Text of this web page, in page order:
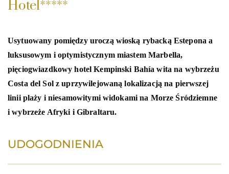
Hotel*****
Usytuowany pomiędzy uroczą wioską rybacką Estepona a
luksusowym i optymistycznym miastem Marbella,
pięciogwiazdkowy hotel Kempinski Bahía wita na wybrzeżu
Costa del Sol z uprzywilejowaną lokalizacją na pierwszej
linii plaży i niesamowitymi widokami na Morze Śródziemne
i wybrzeże Afryki i Gibraltaru.
UDOGODNIENIA